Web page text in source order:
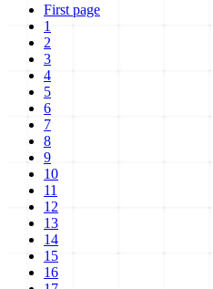
First page
1
2
3
4
5
6
7
8
9
10
11
12
13
14
15
16